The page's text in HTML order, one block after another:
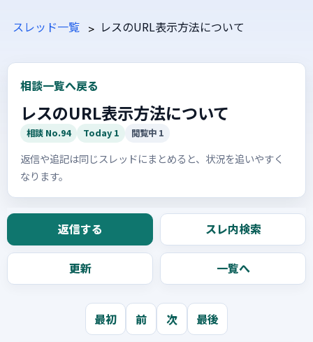
スレッド一覧 レスのURL表示方法について
相談一覧へ戻る
レスのURL表示方法について
相談 No.94 Today 1 閲覧中 1
返信や追記は同じスレッドにまとめると、状況を追いやすく
なります。
返信する スレ内検索
更新 一覧へ
最初 前 次 最後